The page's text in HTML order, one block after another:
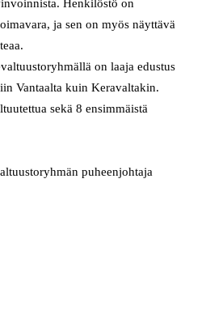
Henkilöstö on
ja sen on myös näyttävä
on laaja edustus
Vantaalta kuin Keravaltakin.
sekä 8 ensimmäistä
puheenjohtaja